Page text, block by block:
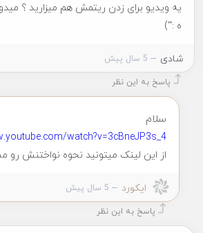
ه :”)
شادی
پاسخ به این نظر
سلام
watch?v=3cBneJP3s_4
از این لینک میتونید نحوه نواختنش رو
ایکورد
پاسخ به این نظر